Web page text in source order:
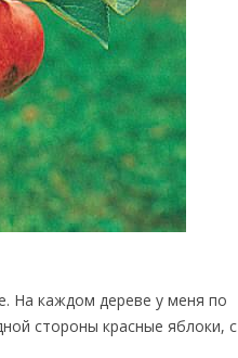
На каждом дереве у меня по
стороны красные яблоки, с